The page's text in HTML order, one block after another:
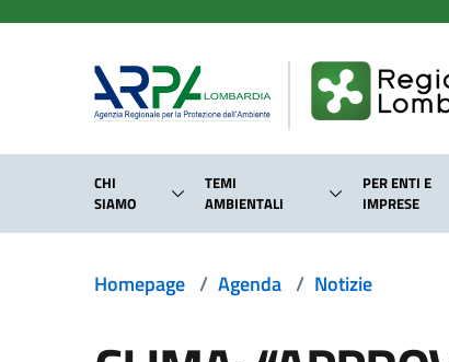
CHI
SIAMO
TEMI
AMBIENTALI
PER ENTI E
IMPRESE
Homepage / Agenda / Notizie